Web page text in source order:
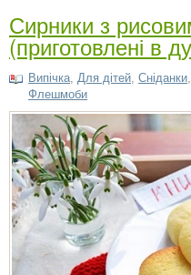
Сирники з
(приготовлені в
Випічка Для дітей Сніданки
Флешмоби